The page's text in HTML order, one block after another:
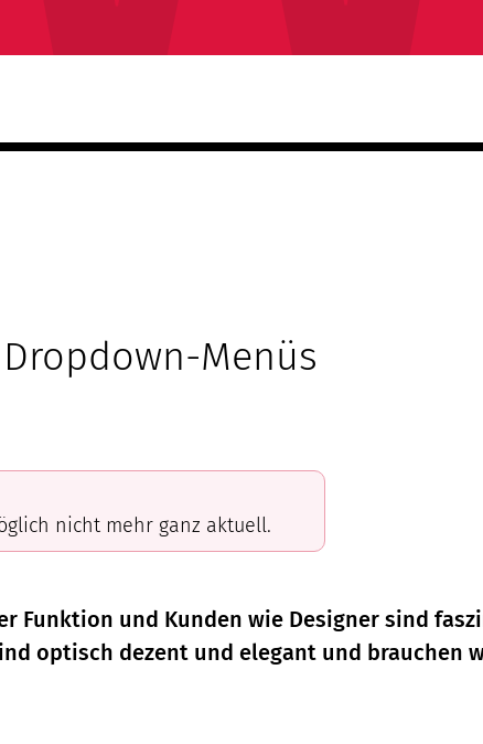
Menüs
nicht mehr ganz aktuell.
Funktion und Kunden wie Designer sind
optisch dezent und elegant und brauchen